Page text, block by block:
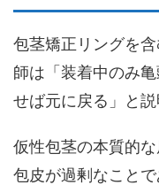
包茎矯正リングを
師は「装着中のみ
せば元に戻る」と説
仮性包茎の本質的
包皮が過剰なこと